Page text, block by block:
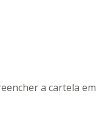
a cartela em